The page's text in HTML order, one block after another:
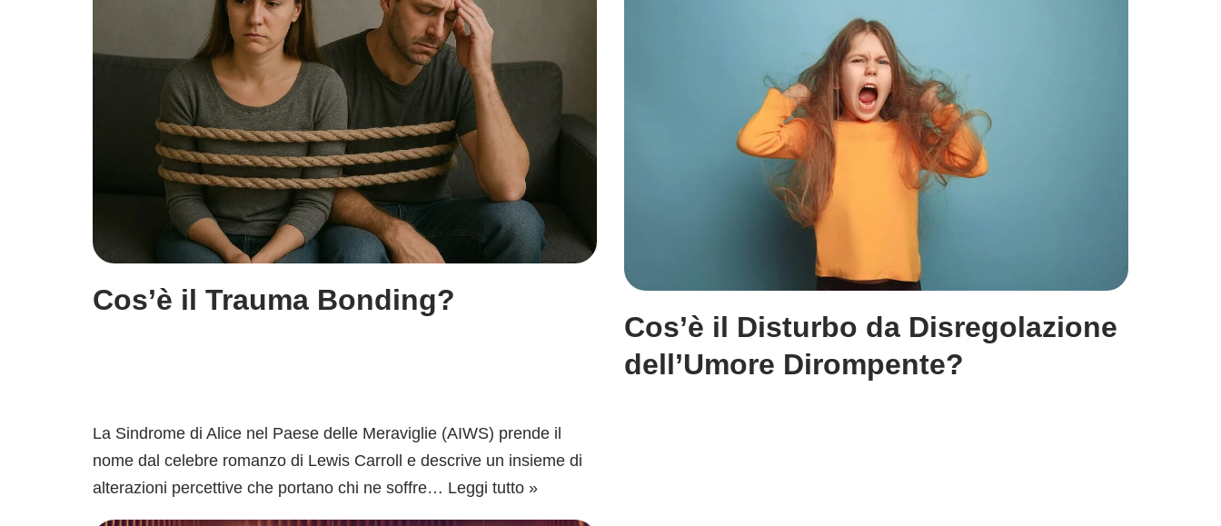
Cos’è il Trauma Bonding?
Cos’è il Disturbo da Disregolazione
dell’Umore Dirompente?
La Sindrome di Alice nel Paese delle Meraviglie (AIWS) prende il
nome dal celebre romanzo di Lewis Carroll e descrive un insieme di
alterazioni percettive che portano chi ne soffre… Leggi tutto »